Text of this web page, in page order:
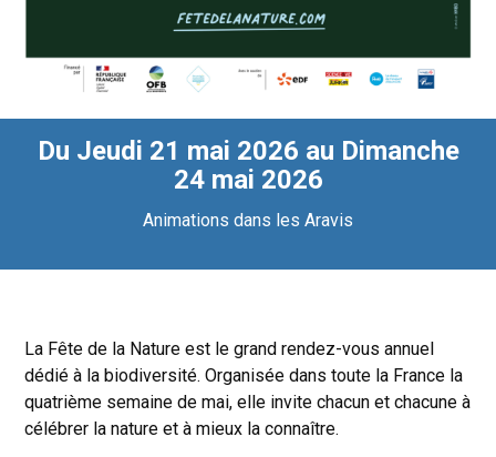
Du Jeudi 21 mai 2026 au Dimanche
24 mai 2026
Animations dans les Aravis
La Fête de la Nature est le grand rendez-vous annuel
dédié à la biodiversité. Organisée dans toute la France la
quatrième semaine de mai, elle invite chacun et chacune à
célébrer la nature et à mieux la connaître.